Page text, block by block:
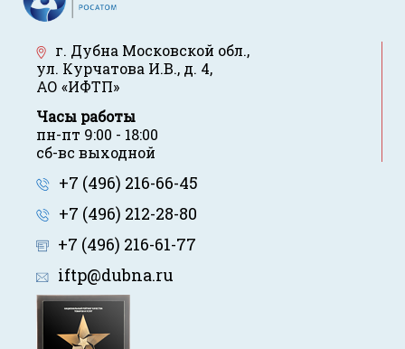
г. Дубна Московской обл.,
ул. Курчатова И.В., д. 4,
АО «ИФТП»
Часы работы
пн-пт 9:00 - 18:00
сб-вс выходной
+7 (496) 216-66-45
+7 (496) 212-28-80
+7 (496) 216-61-77
iftp@dubna.ru